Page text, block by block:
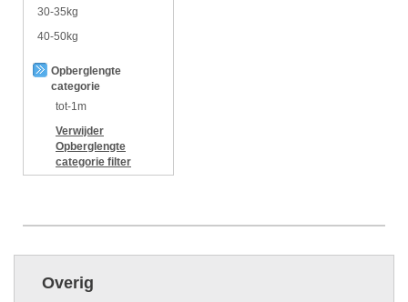
30-35kg
40-50kg
Opberglengte
categorie
tot-1m
Verwijder
Opberglengte
categorie filter
Overig